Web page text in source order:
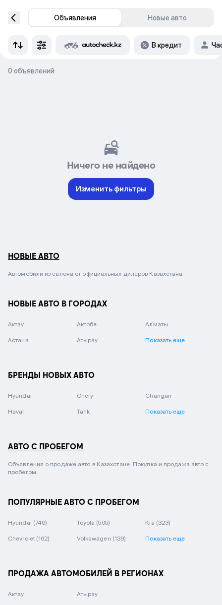
Объявления Новые авто
В кредит
0 объявлений
Ничего не найдено
Изменить фильтры
НОВЫЕ АВТО
Автомобили из салона от официальных дилеров Казахстана.
НОВЫЕ АВТО В ГОРОДАХ
Актау Актобе Алматы
Астана Атырау Показать еще
БРЕНДЫ НОВЫХ АВТО
Hyundai Chery Changan
Haval Tank Показать еще
АВТО С ПРОБЕГОМ
Объявления о продаже авто в Казахстане. Покупка и продажа авто с
пробегом.
ПОПУЛЯРНЫЕ АВТО С ПРОБЕГОМ
Hyundai (746) Toyota (505) Kia (323)
Chevrolet (162) Volkswagen (139) Показать еще
ПРОДАЖА АВТОМОБИЛЕЙ В РЕГИОНАХ
Актау Атырау